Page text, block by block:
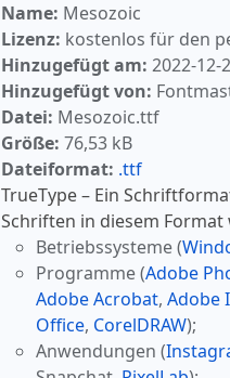
Name: Mesozoic
Lizenz: kostenlos für den
Hinzugefügt am: 2022-12-
Hinzugefügt von:
Datei: Mesozoic.ttf
Größe: 76,53 kB
Dateiformat: .ttf
TrueType – Ein
Schriften in diesem
Betriebssysteme (
Programme (Adobe
Adobe Acrobat, Adobe
Office, CorelDRAW);
Anwendungen (